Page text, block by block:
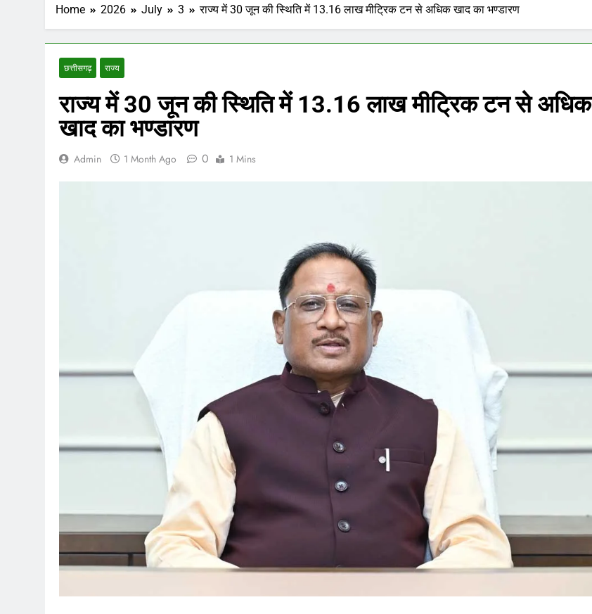
Home 2026 July 3 राज्य में 30 जून की स्थिति में 13.16 लाख मीट्रिक टन से अधिक खाद का भण्डारण
छत्तीसगढ़ राज्य
राज्य में 30 जून की स्थिति में 13.16 लाख मीट्रिक टन से अधिक
खाद का भण्डारण
Admin 1 Month Ago 0 1 Mins